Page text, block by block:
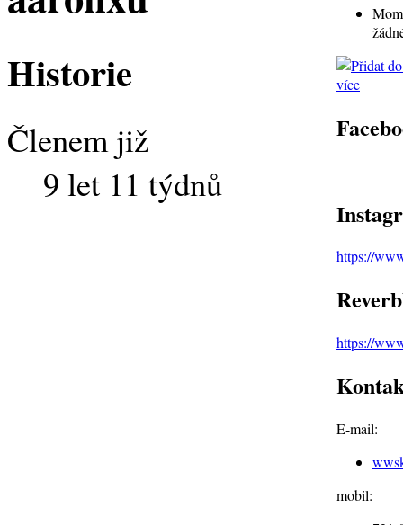
Historie
Členem již
9 let 11 týdnů
více
https://
https://
E-mail:
mobil: